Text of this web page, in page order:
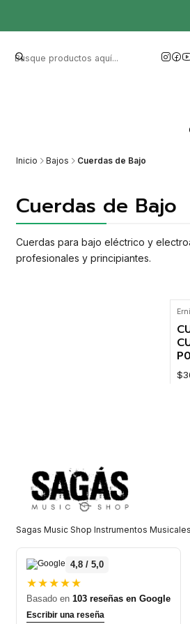
Inicio Bajos Cuerdas de Bajo
Cuerdas de Bajo
Cuerdas para bajo eléctrico y
profesionales y principiantes.
Sagas Music Shop Instrumentos Musicales
4,8 / 5,0
★★★★★
Basado en 103 reseñas en Google
Escribir una reseña